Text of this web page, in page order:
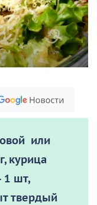
или
курица
1 шт,
твердый